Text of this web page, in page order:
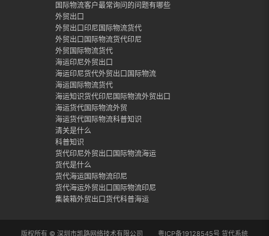
国际物流客户最常询问的问题有哪些
外贸出口
外贸出口印尼国际物流货代
外贸出口国际物流货代印尼
外贸国际物流货代
海运印尼外贸出口
海运印尼货代外贸出口国际物流
海运国际物流货代
海运知识货代印尼国际物流外贸出口
海运货代国际物流外贸
海运货代国际物流科普知识
清关是什么
科普知识
货代印尼外贸出口国际物流海运
货代是什么
货代海运国际物流印尼
货代海运外贸出口国际物流印尼
集装箱外贸出口货代科普海运
版权所有 © 深圳市凯路网络技术有限公司 粤ICP备19128545号 货代系统